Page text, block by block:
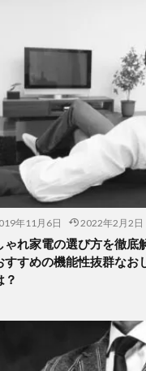
年11月6日 2022年2月2日
ゃれ家電の選び方を徹底
すすめの機能性抜群なお
？